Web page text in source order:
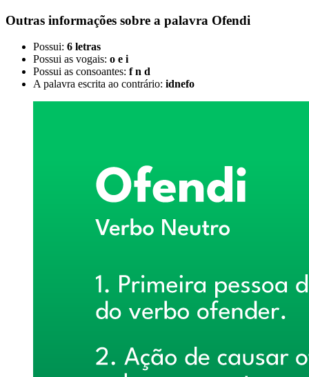
Outras informações sobre a palavra Ofendi
Possui: 6 letras
Possui as vogais: o e i
Possui as consoantes: f n d
A palavra escrita ao contrário: idnefo